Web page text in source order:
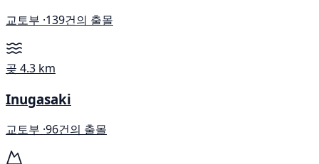
교토부 ·139건의 출몰
곶 4.3 km
Inugasaki
교토부 ·96건의 출몰